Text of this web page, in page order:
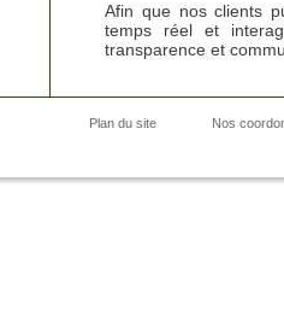
Afin que nos clients
temps réel et
transparence et
Plan du site Nos